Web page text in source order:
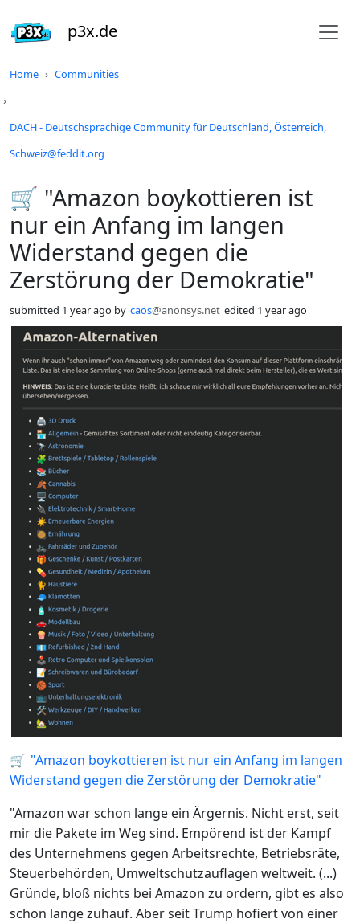
p3x.de
Home Communities
DACH - Deutschsprachige Community für Deutschland, Österreich,
Schweiz@feddit.org
🛒 "Amazon boykottieren ist
nur ein Anfang im langen
Widerstand gegen die
Zerstörung der Demokratie"
submitted 1 year ago by caos@anonsys.net edited 1 year ago
🛒 "Amazon boykottieren ist nur ein Anfang im langen
Widerstand gegen die Zerstörung der Demokratie"
"Amazon war schon lange ein Ärgernis. Nicht erst, seit
mir die Pakete im Weg sind. Empörend ist der Kampf
des Unternehmens gegen Arbeitsrechte, Betriebsräte,
Steuerbehörden, Umweltschutzauflagen weltweit. (...)
Gründe, bloß nichts bei Amazon zu ordern, gibt es also
schon lange zuhauf. Aber seit Trump hofiert von einer
Do not click this